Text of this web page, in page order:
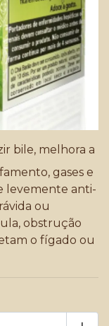
bile, melhora a
gases e
levemente anti-
ou
obstrução
o fígado ou